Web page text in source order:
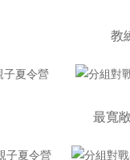
教
最寬